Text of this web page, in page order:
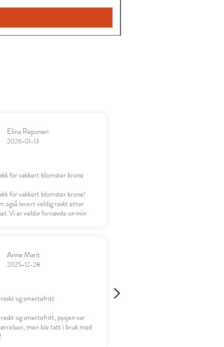
Elina Reponen
2026-01-13
for vakkert blomster krone
for vakkert blomster krone!
også levert veldig raskt etter
Vi er veldig fornøyde og min
Anne Marit
2025-12-28
og smertefritt
og smertefritt, pysjen var
men ble tatt i bruk med